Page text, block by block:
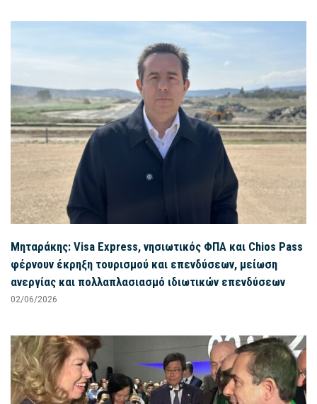
Μηταράκης: Visa Express, νησιωτικός ΦΠΑ και Chios Pass
φέρνουν έκρηξη τουρισμού και επενδύσεων, μείωση
ανεργίας και πολλαπλασιασμό ιδιωτικών επενδύσεων
02/06/2026